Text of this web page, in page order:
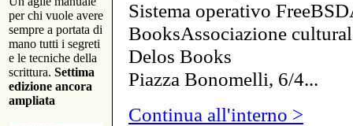
per chi vuole avere
sempre a portata di
mano tutti i segreti
e le tecniche della
scrittura. Settima
edizione ancora
ampliata
Sistema operativo
BooksAssociazione
Delos Books
Piazza Bonomelli, 6/4...
Continua all'interno >